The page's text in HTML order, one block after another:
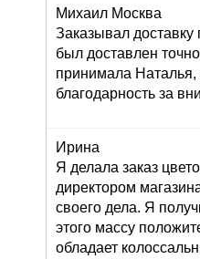
Михаил Москва
Заказывал
был доставлен
принимала
благодарность за
Ирина
Я делала заказ
директором
своего дела. Я
этого массу
обладает